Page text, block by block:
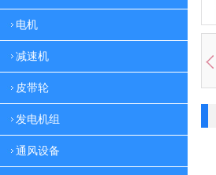
电机
减速机
皮带轮
发电机组
通风设备